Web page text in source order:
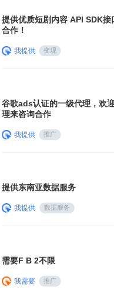
提供优质短剧内容 API SDK接
合作！
我提供 变现
谷歌ads认证的一级代理，欢
理来咨询合作
我提供 推广
提供东南亚数据服务
我提供 数据服务
需要F B 2不限
我需要 推广